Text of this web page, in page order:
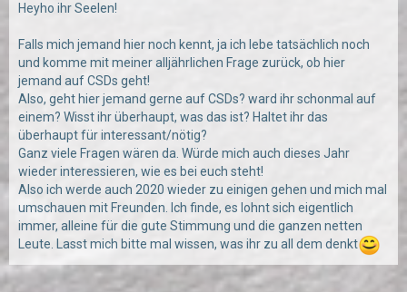
Heyho ihr Seelen!
Falls mich jemand hier noch kennt, ja ich lebe tatsächlich noch
und komme mit meiner alljährlichen Frage zurück, ob hier
jemand auf CSDs geht!
Also, geht hier jemand gerne auf CSDs? ward ihr schonmal auf
einem? Wisst ihr überhaupt, was das ist? Haltet ihr das
überhaupt für interessant/nötig?
Ganz viele Fragen wären da. Würde mich auch dieses Jahr
wieder interessieren, wie es bei euch steht!
Also ich werde auch 2020 wieder zu einigen gehen und mich mal
umschauen mit Freunden. Ich finde, es lohnt sich eigentlich
immer, alleine für die gute Stimmung und die ganzen netten
Leute. Lasst mich bitte mal wissen, was ihr zu all dem denkt